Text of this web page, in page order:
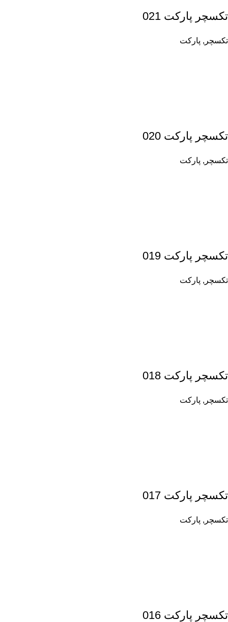
تکسچر پارکت 021
تکسچر , پارکت
تکسچر پارکت 020
تکسچر , پارکت
تکسچر پارکت 019
تکسچر , پارکت
تکسچر پارکت 018
تکسچر , پارکت
تکسچر پارکت 017
تکسچر , پارکت
تکسچر پارکت 016